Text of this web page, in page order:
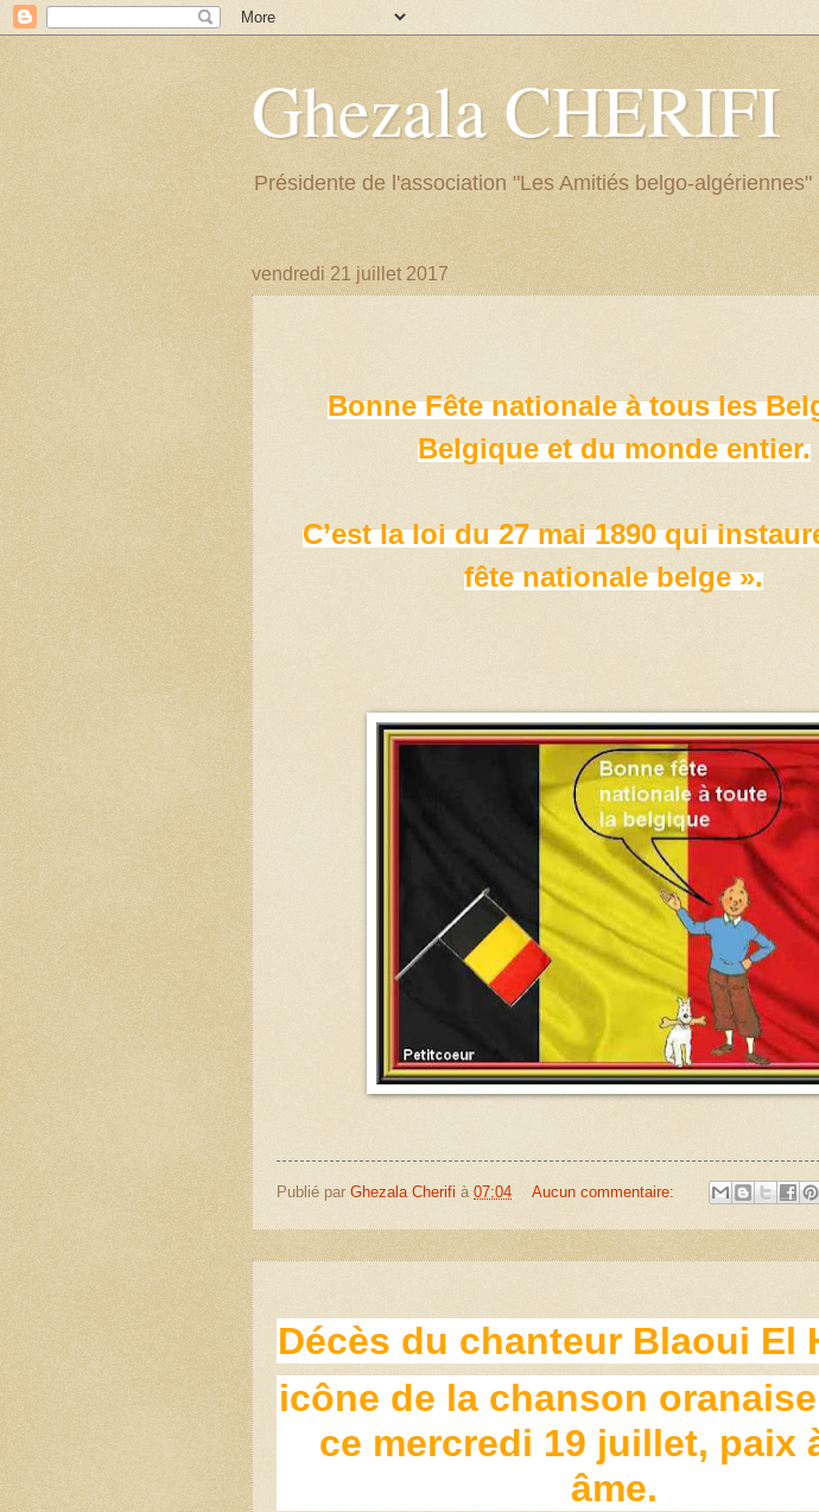
Ghezala CHERIFI
Présidente de l'association "Les Amitiés belgo-algériennes"
vendredi 21 juillet 2017
Bonne Fête nationale à tous les
Belgique et du monde entier.
C’est la loi du 27 mai 1890 qui
fête nationale belge ».
Publié par Ghezala Cherifi à 07:04 Aucun commentaire:
Décès du chanteur Blaoui El
icône de la chanson
ce mercredi 19 juillet, paix
âme.